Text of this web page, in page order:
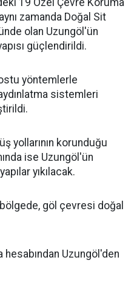
19 Özel Çevre Koruma
zamanda Doğal Sit
olan Uzungöl'ün
güçlendirildi.
yöntemlerle
sistemleri
yollarının korunduğu
ise Uzungöl'ün
yıkılacak.
göl çevresi doğal
Uzungöl'den